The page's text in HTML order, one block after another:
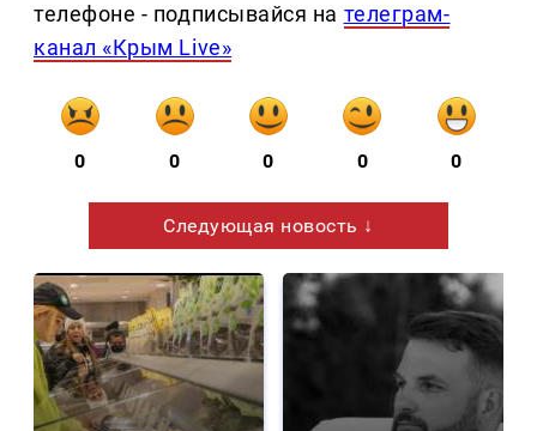
телефоне - подписывайся на телеграм-
канал «Крым Live»
0 0 0 0 0
Следующая новость ↓